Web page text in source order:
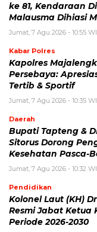
ke 81, Kendaraan
Malausma Dihiasi
Jumat, 7 Agu 2026 - 10:55
Kabar Polres
Kapolres
Persebaya:
Tertib & Sportif
Jumat, 7 Agu 2026 - 10:35
Daerah
Bupati Tapteng &
Sitorus Dorong
Kesehatan Pasca-
Jumat, 7 Agu 2026 - 10:32
Pendidikan
Kolonel Laut (KH)
Resmi Jabat Ketua
Periode 2026-2030